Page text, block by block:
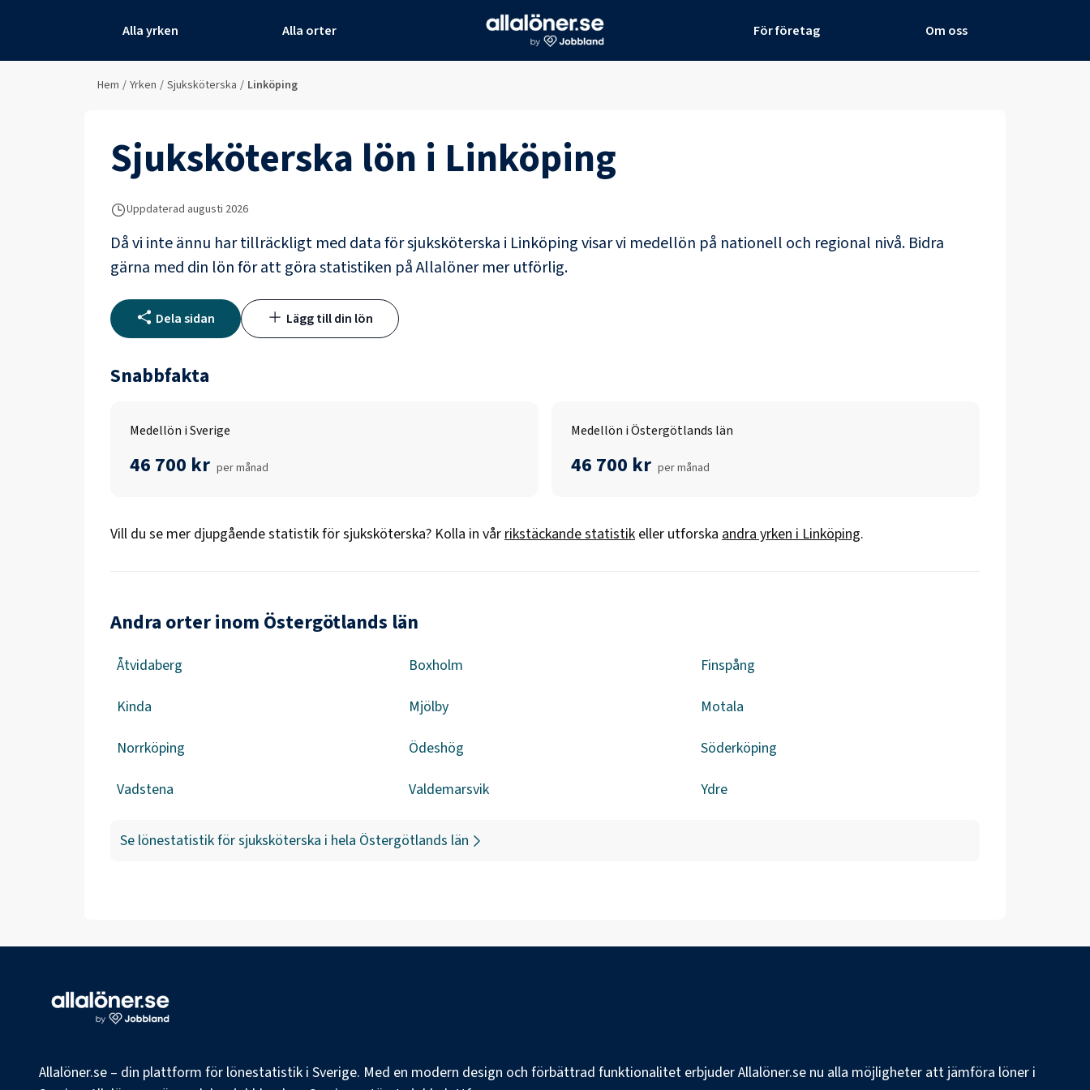
Alla yrken Alla orter För företag Om oss
Hem / Yrken / Sjuksköterska / Linköping
Sjuksköterska lön i Linköping
Uppdaterad augusti 2026
Då vi inte ännu har tillräckligt med data försjuksköterska i Linköpingvisar vi medellön på nationell och regional nivå. Bidra
gärna med din lön för att göra statistiken på Allalöner mer utförlig.
Dela sidan Lägg till din lön
Snabbfakta
Medellön i Sverige
46 700 kr per månad
Medellön i Östergötlands län
46 700 kr per månad
Vill du se mer djupgående statistik försjuksköterska? Kolla in vårrikstäckande statistik eller utforska andra yrken iLinköping.
Andra orter inom Östergötlands län
Åtvidaberg Boxholm Finspång
Kinda Mjölby Motala
Norrköping Ödeshög Söderköping
Vadstena Valdemarsvik Ydre
Se lönestatistik försjuksköterska i hela Östergötlands län
Allalöner.se – din plattform för lönestatistik i Sverige. Med en modern design och förbättrad funktionalitet erbjuder Allalöner.se nu alla möjligheter att jämföra löner i